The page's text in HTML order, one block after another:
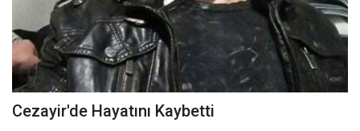
Cezayir'de Hayatını Kaybetti